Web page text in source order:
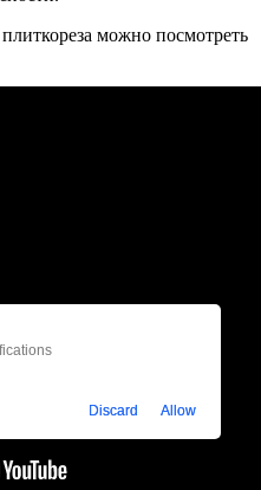
можно посмотреть
Discard Allow